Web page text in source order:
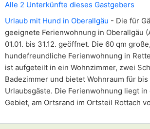
Alle 2 Unterkünfte dieses Gastgebers
Urlaub mit Hund in Oberallgäu - Die für
geeignete Ferienwohnung in Oberallgäu
01.01. bis 31.12. geöffnet. Die 60 qm große,
hundefreundliche Ferienwohnung in
ist aufgeteilt in ein Wohnzimmer, zwei
Badezimmer und bietet Wohnraum für bis
Urlaubsgäste. Die Ferienwohnung liegt
Gebiet, am Ortsrand im Ortsteil Rottach